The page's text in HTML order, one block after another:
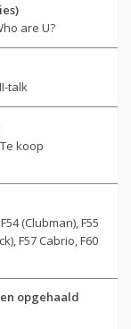
are U?
talk
Te koop
F54 (Clubman), F55
F57 Cabrio, F60
opgehaald